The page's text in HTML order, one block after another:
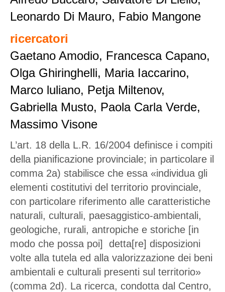
Leonardo Di Mauro, Fabio Mangone
ricercatori
Gaetano Amodio, Francesca Capano,
Olga Ghiringhelli, Maria Iaccarino,
Marco luliano, Petja Miltenov,
Gabriella Musto, Paola Carla Verde,
Massimo Visone
L’art. 18 della L.R. 16/2004 definisce i compiti
della pianificazione provinciale; in particolare il
comma 2a) stabilisce che essa «individua gli
elementi costitutivi del territorio provinciale,
con particolare riferimento alle caratteristiche
naturali, culturali, paesaggistico-ambientali,
geologiche, rurali, antropiche e storiche [in
modo che possa poi] detta[re] disposizioni
volte alla tutela ed alla valorizzazione dei beni
ambientali e culturali presenti sul territorio»
(comma 2d). La ricerca, condotta dal Centro,